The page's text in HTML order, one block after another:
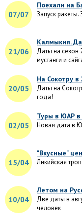
07/07
Поехали на
Запуск
21/06
Калмыкия.
Даты на сезон
мустанги и
20/05
На Сокотру в
Даты на
года!
02/05
Туры в ЮАР в
Новая дата в
15/04
"Вкусные"
Ликийская
10/04
Летом на
Две даты в
человек